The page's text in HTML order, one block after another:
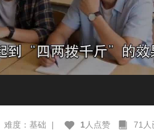
难度：基础 | 1 人点赞 71人